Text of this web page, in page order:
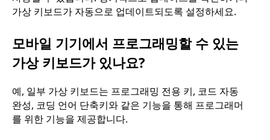
가상 키보드가 자동으로 업데이트되도록 설정하세요.
모바일 기기에서 프로그래밍할 수 있는
가상 키보드가 있나요?
예, 일부 가상 키보드는 프로그래밍 전용 키, 코드 자동
완성, 코딩 언어 단축키와 같은 기능을 통해 프로그래머
를 위한 기능을 제공합니다.